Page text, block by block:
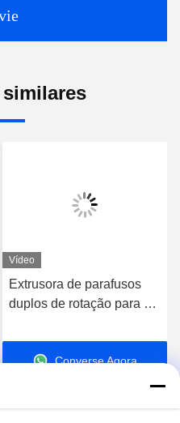
Vídeo
Extrusora de parafusos
duplos de rotação para a
masterbatches de alta
carga de PE PP
Converse Agora